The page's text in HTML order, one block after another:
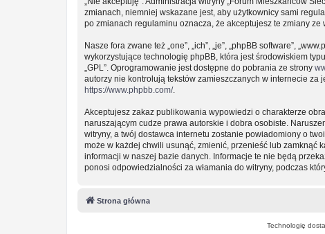
zmianach, niemniej wskazane jest, aby użytkownicy sami
po zmianach regulaminu oznacza, że akceptujesz te zmiany ze
Nasze fora zwane też „one”, „ich”, „je”, „phpBB software”,
wykorzystujące technologię phpBB, która jest środowiskiem
„GPL”. Oprogramowanie jest dostępne do pobrania ze strony
autorzy nie kontrolują tekstów zamieszczanych w internecie
https://www.phpbb.com/.
Akceptujesz zakaz publikowania wypowiedzi o charakterze
naruszającym cudze prawa autorskie i dobra osobiste.
witryny, a twój dostawca internetu zostanie powiadomiony o
może w każdej chwili usunąć, zmienić, przenieść lub zamknąć
informacji w naszej bazie danych. Informacje te nie będą
ponosi odpowiedzialności za włamania do witryny, podczas
Strona główna
Technologię